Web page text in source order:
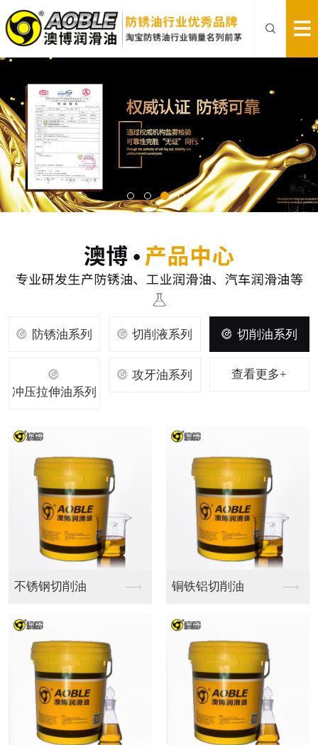
防锈油系列 切削液系列 切削油系列
冲压拉伸油系列
攻牙油系列 查看更多+
挥发性冲压油 油性冲压油